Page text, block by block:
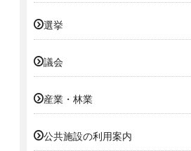
選挙
議会
産業・林業
公共施設の利用案内